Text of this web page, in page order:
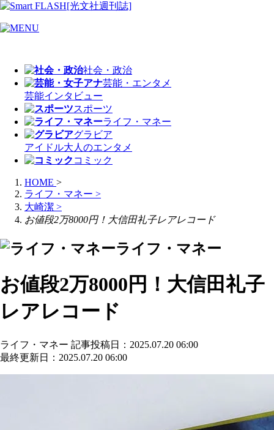
社会・政治
芸能・エンタメ
芸能インタビュー
スポーツ
ライフ・マネー
グラビア
アイドル大人のエンタメ
コミック
HOME >
ライフ・マネー >
大崎潔 >
お値段2万8000円！大信田礼子レアレコード
ライフ・マネー
お値段2万8000円！大信田礼子
レアレコード
ライフ・マネー 記事投稿日：2025.07.20 06:00
最終更新日：2025.07.20 06:00